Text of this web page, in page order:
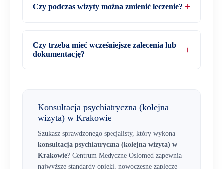
Czy podczas wizyty można zmienić leczenie?
Czy trzeba mieć wcześniejsze zalecenia lub
dokumentację?
Konsultacja psychiatryczna (kolejna
wizyta) w Krakowie
Szukasz sprawdzonego specjalisty, który wykona
konsultacja psychiatryczna (kolejna wizyta) w
Krakowie? Centrum Medyczne Oslomed zapewnia
najwyższe standardy opieki, nowoczesne zaplecze